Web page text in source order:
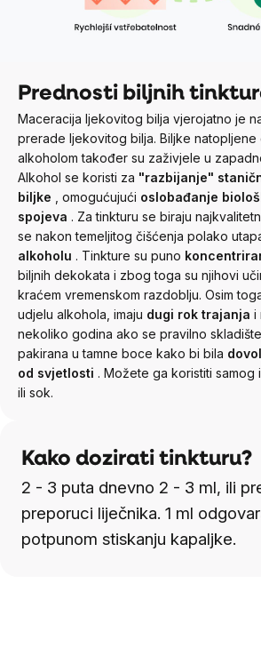
Prednosti biljnih
Maceracija ljekovitog bilja vjerojatno je
prerade ljekovitog bilja. Biljke natopljene
alkoholom također su zaživjele u
Alkohol se koristi za "razbijanje"
biljke
, omogućujući oslobađanje
spojeva . Za tinkturu se biraju
se nakon temeljitog čišćenja polako
alkoholu . Tinkture su puno
biljnih dekokata i zbog toga su njihovi
kraćem vremenskom razdoblju. Osim
udjelu alkohola, imaju dugi rok trajanja i
nekoliko godina ako se pravilno
pakirana u tamne boce kako bi bila
od svjetlosti . Možete ga koristiti samog
ili sok.
Kako dozirati tinkturu?
2 - 3 puta dnevno 2 - 3 ml, ili
preporuci liječnika. 1 ml
potpunom stiskanju kapaljke.